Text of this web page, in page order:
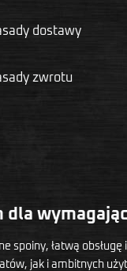
dostawy
zwrotu
dla
łatwą
jak i ambitnych